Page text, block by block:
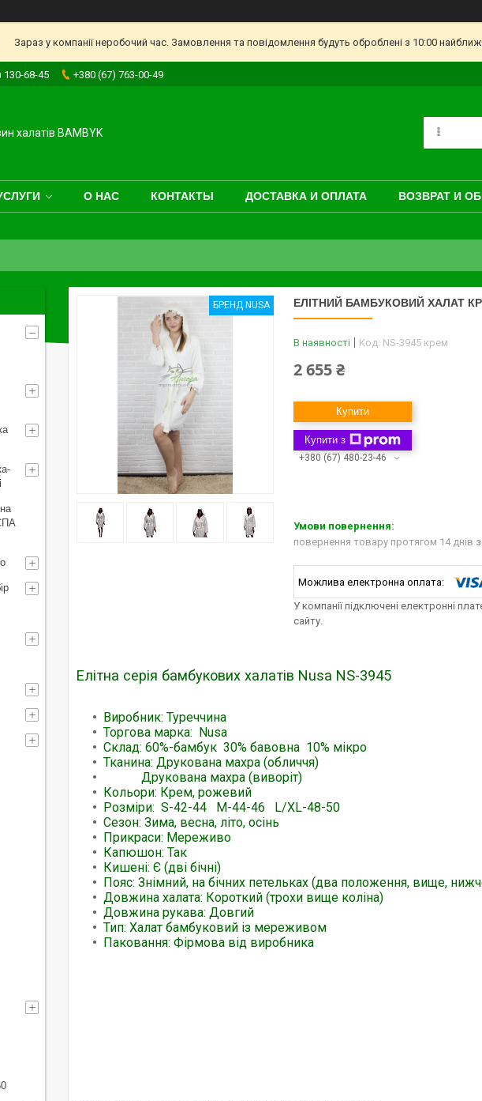
Зараз у компанії неробочий час. Замовлення та повідомлення будуть оброблені з 10:00
130-68-45 +380 (67) 763-00-49
халатів BAMBYK
О НАС КОНТАКТЫ ДОСТАВКА И ОПЛАТА ВОЗВРАТ И
БРЕНД NUSA ЕЛІТНИЙ БАМБУКОВИЙ ХАЛАТ
В наявності Код: NS-3945 крем
2 655 ₴
Купити
Купити з
+380 (67) 480-23-46
повернення товару протягом 14 днів
У компанії підключені електронні
сайту.
Елітна серія бамбукових халатів Nusa NS-3945
Виробник: Туреччина
Торгова марка: Nusa
Склад: 60%-бамбук 30% бавовна 10% мікро
Тканина: Друкована махра (обличчя)
Друкована махра (виворіт)
Кольори: Крем, рожевий
Розміри: S-42-44 M-44-46 L/XL-48-50
Сезон: Зима, весна, літо, осінь
Прикраси: Мереживо
Капюшон: Так
Кишені: Є (дві бічні)
Пояс: Знімний, на бічних петельках (два положення, вище,
Довжина халата: Короткий (трохи вище коліна)
Довжина рукава: Довгий
Тип: Халат бамбуковий із мереживом
Паковання: Фірмова від виробника